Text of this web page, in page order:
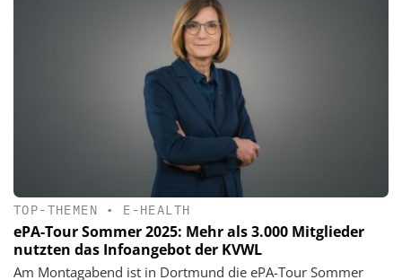
TOP-THEMEN • E-HEALTH
ePA-Tour Sommer 2025: Mehr als 3.000 Mitglieder
nutzten das Infoangebot der KVWL
Am Montagabend ist in Dortmund die ePA-Tour Sommer